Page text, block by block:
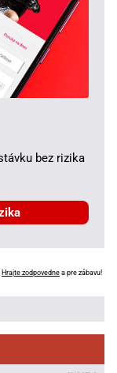
bez rizika
Hrajte zodpovedne a pre zábavu!